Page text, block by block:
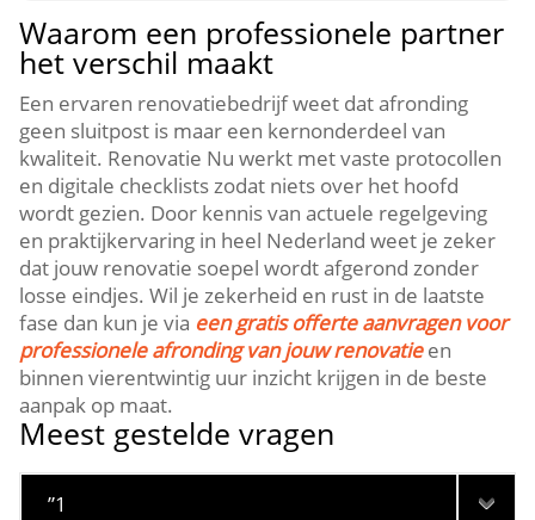
Waarom een professionele partner
het verschil maakt
Een ervaren renovatiebedrijf weet dat afronding
geen sluitpost is maar een kernonderdeel van
kwaliteit.​ Renovatie Nu werkt met vaste protocollen
en digitale checklists zodat niets over het hoofd
wordt gezien.​ Door kennis van actuele regelgeving
en praktijkervaring in heel Nederland weet je zeker
dat jouw renovatie soepel wordt afgerond zonder
losse eindjes.​ Wil je zekerheid en rust in de laatste
fase dan kun je via een gratis offerte aanvragen voor
professionele afronding van jouw renovatieen
binnen vierentwintig uur inzicht krijgen in de beste
aanpak op maat.​
Meest gestelde vragen
”1